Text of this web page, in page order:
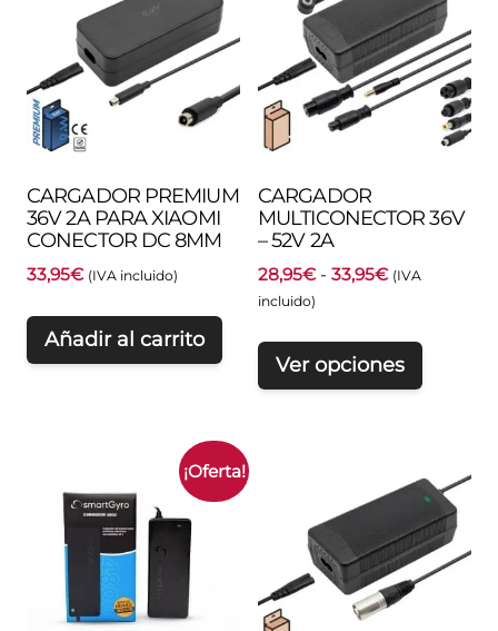
CARGADOR PREMIUM
36V 2A PARA XIAOMI
CONECTOR DC 8MM
33,95€ (IVA incluido)
Añadir al carrito
CARGADOR
MULTICONECTOR 36V
– 52V 2A
28,95€ - 33,95€Rango
desde
28,95€
(IVA
incluido)
Ver opciones
¡Oferta!